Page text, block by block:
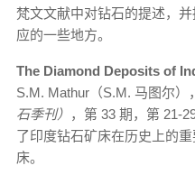
梵文文献中对钻石的提述，
应的一些地方。
The Diamond Deposits of
S.M. Mathur（S.M. 马图尔），
石季刊） ，第 33 期，第 21-
了印度钻石矿床在历史上的
床。